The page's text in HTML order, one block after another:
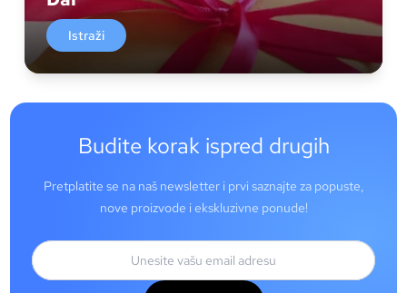
Istraži
Budite korak ispred drugih
Pretplatite se na naš newsletter i prvi saznajte za popuste,
nove proizvode i ekskluzivne ponude!